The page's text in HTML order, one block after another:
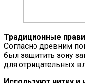
Традиционные
Согласно древним
был защитить зону
для отрицательных